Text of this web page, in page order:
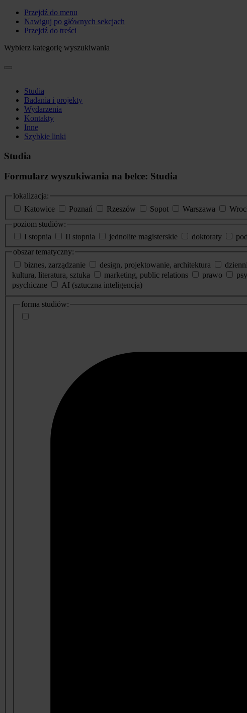
Przejdź do menu
Nawiguj po głównych sekcjach
Przejdź do treści
Wybierz kategorię wyszukiwania
Studia
Badania i projekty
Wydarzenia
Kontakty
Inne
Szybkie linki
Studia
Formularz wyszukiwania na belce: Studia
lokalizacja:
Katowice
Poznań Rzeszów Sopot Warszawa
poziom studiów:
I stopnia
II stopnia jednolite magisterskie doktoraty
obszar tematyczny:
biznes, zarządzanie
design, projektowanie, architektura
kultura, literatura, sztuka
marketing, public relations prawo
psychiczne
AI (sztuczna inteligencja)
dodatkowe
informacje
forma studiów: